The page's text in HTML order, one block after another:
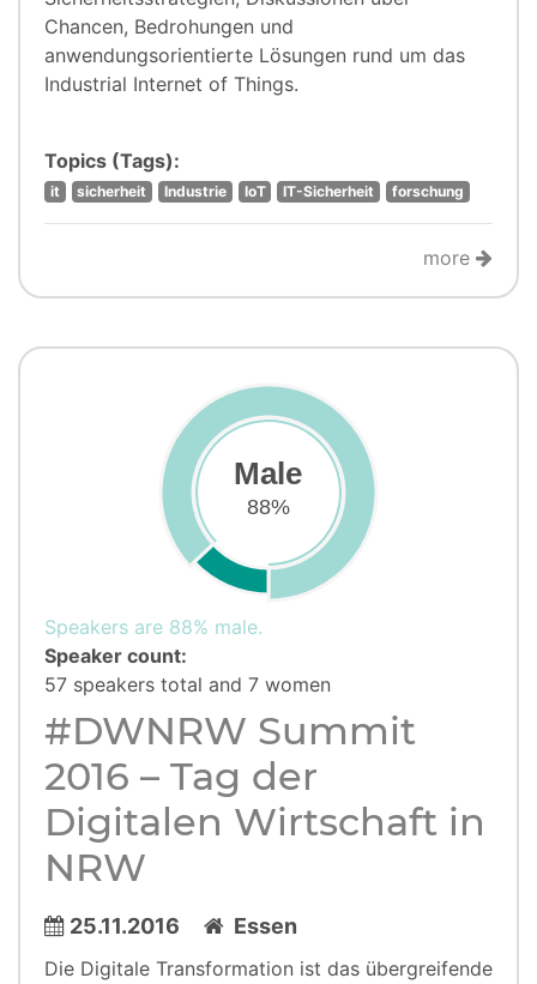
Chancen, Bedrohungen und
anwendungsorientierte Lösungen rund um das
Industrial Internet of Things.
Topics (Tags):
it sicherheit Industrie IoT IT-Sicherheit forschung
more
Male
88%
Speakers are 88% male.
Speaker count:
57 speakers total and 7 women
#DWNRW Summit
2016 – Tag der
Digitalen Wirtschaft in
NRW
25.11.2016 Essen
Die Digitale Transformation ist das übergreifende